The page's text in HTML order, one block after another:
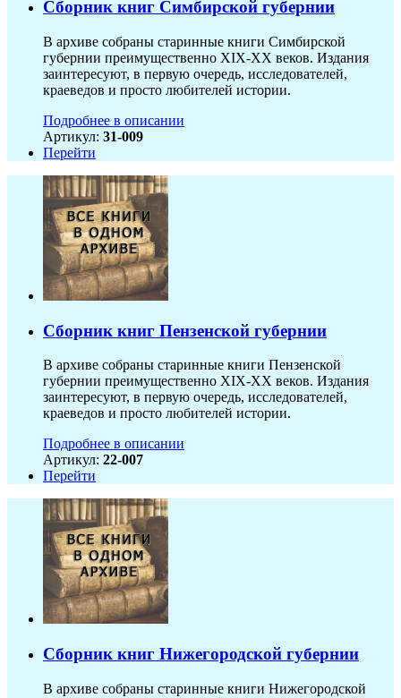
Сборник книг Симбирской губернии
В архиве собраны старинные книги Симбирской
губернии преимущественно XIX-ХХ веков. Издания
заинтересуют, в первую очередь, исследователей,
краеведов и просто любителей истории.
Подробнее в описании
Артикул: 31-009
Перейти
Сборник книг Пензенской губернии
В архиве собраны старинные книги Пензенской
губернии преимущественно XIX-ХХ веков. Издания
заинтересуют, в первую очередь, исследователей,
краеведов и просто любителей истории.
Подробнее в описании
Артикул: 22-007
Перейти
Сборник книг Нижегородской губернии
В архиве собраны старинные книги Нижегородской